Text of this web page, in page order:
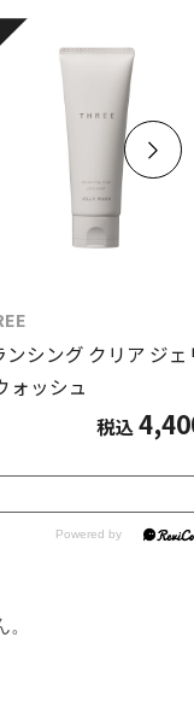
ンシング クリア ジェ
ォッシュ
税込